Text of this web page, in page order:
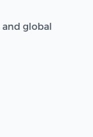
and global